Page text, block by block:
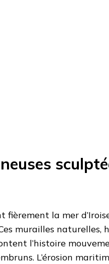
fièrement la mer
murailles naturelles,
l’histoire
L’érosion